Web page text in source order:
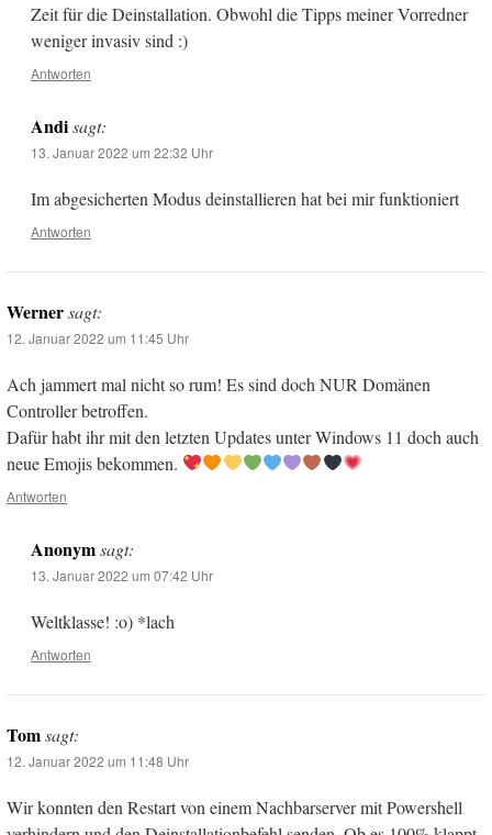
Zeit für die Deinstallation. Obwohl die Tipps meiner Vorredner
weniger invasiv sind :)
Antworten
Andi sagt:
13. Januar 2022 um 22:32 Uhr
Im abgesicherten Modus deinstallieren hat bei mir funktioniert
Antworten
Wernersagt:
12. Januar 2022 um 11:45 Uhr
Ach jammert mal nicht so rum! Es sind doch NUR Domänen
Controller betroffen.
Dafür habt ihr mit den letzten Updates unter Windows 11 doch auch
neue Emojis bekommen.
Antworten
Anonym sagt:
13. Januar 2022 um 07:42 Uhr
Weltklasse! :o) *lach
Antworten
Tomsagt:
12. Januar 2022 um 11:48 Uhr
Wir konnten den Restart von einem Nachbarserver mit Powershell